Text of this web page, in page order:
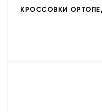
КРОССОВКИ